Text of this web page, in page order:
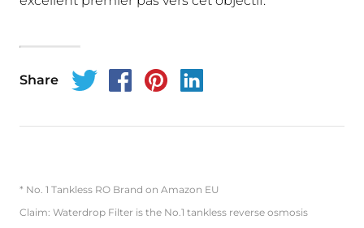
Share
* No. 1 Tankless RO Brand on Amazon EU
Claim: Waterdrop Filter is the No.1 tankless reverse osmosis